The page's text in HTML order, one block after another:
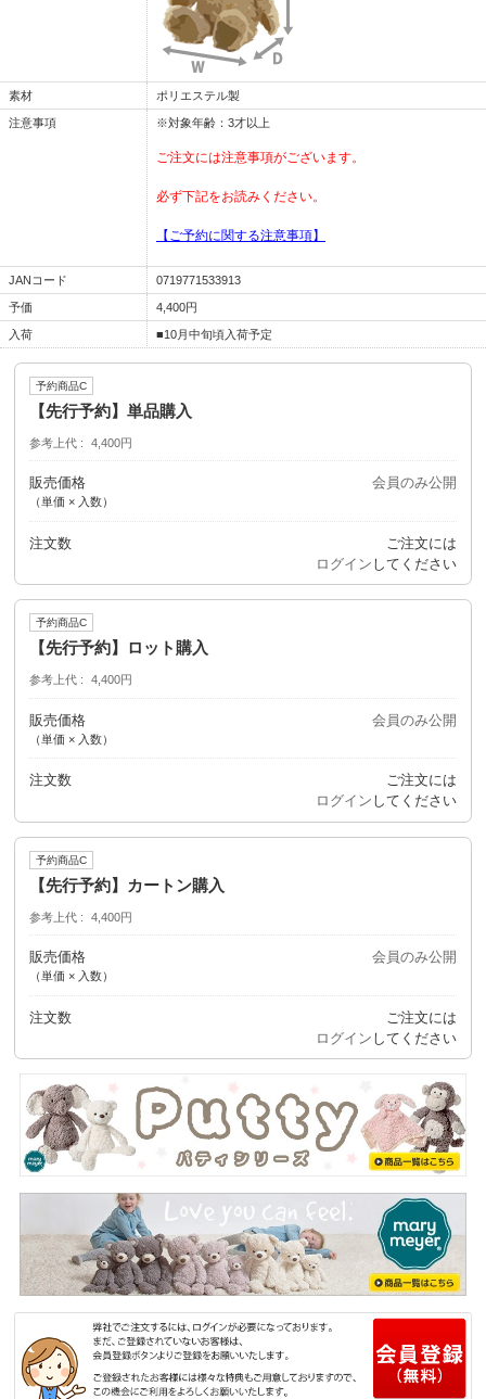
素材 ポリエステル製
注意事項 ※対象年齢：3才以上
ご注文には注意事項がございます。
必ず下記をお読みください。
【ご予約に関する注意事項】
JANコード 0719771533913
予価 4,400円
入荷 ■10月中旬頃入荷予定
予約商品C
【先行予約】単品購入
参考上代 4,400円
販売価格
（単価 × 入数）
会員のみ公開
注文数
ご注文には
ログイン してください
予約商品C
【先行予約】ロット購入
参考上代 4,400円
販売価格
（単価 × 入数）
会員のみ公開
注文数
ご注文には
ログイン してください
予約商品C
【先行予約】カートン購入
参考上代 4,400円
販売価格
（単価 × 入数）
会員のみ公開
注文数
ご注文には
ログイン してください